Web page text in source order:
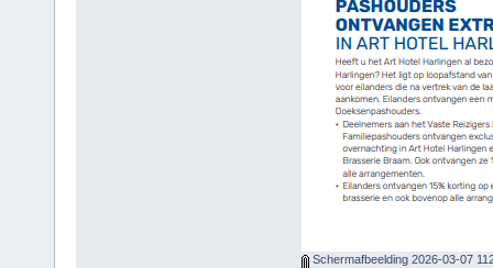
Schermafbeelding 2026-03-07